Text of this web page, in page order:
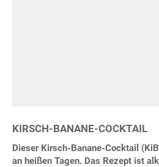
KIRSCH-BANANE-COCKTAIL
Dieser Kirsch-Banane-Cocktail
an heißen Tagen. Das Rezept ist